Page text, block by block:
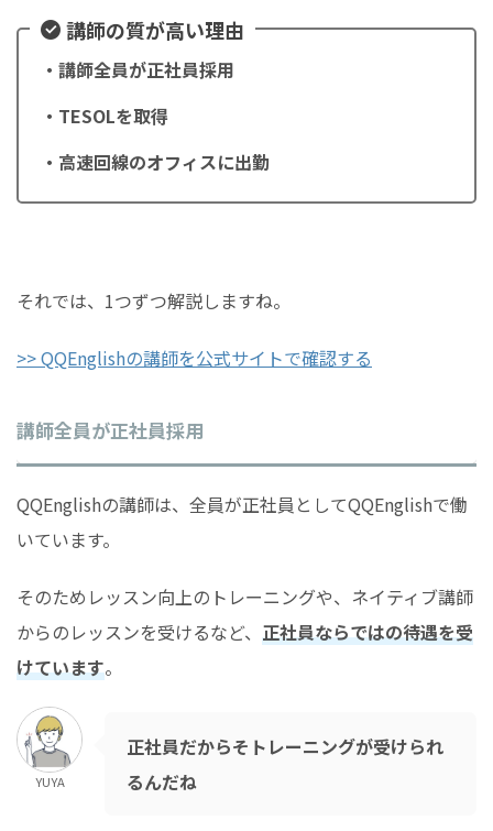
講師の質が高い理由
・講師全員が正社員採用
・TESOLを取得
・高速回線のオフィスに出勤
それでは、1つずつ解説しますね。
>> QQEnglishの講師を公式サイトで確認する
講師全員が正社員採用
QQEnglishの講師は、全員が正社員としてQQEnglishで働
いています。
そのためレッスン向上のトレーニングや、ネイティブ講師
からのレッスンを受けるなど、 正社員ならではの待遇を受
けています。
YUYA
正社員だからそトレーニングが受けられ
るんだね